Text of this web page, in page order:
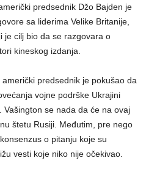
predsednik Džo Bajden je
sa liderima Velike Britanije,
je cilj bio da se razgovara o
kineskog izdanja.
predsednik je pokušao da
vojne podrške Ukrajini
se nada da će na ovaj
štetu Rusiji. Međutim, pre nego
o pitanju koje su
vesti koje niko nije očekivao.